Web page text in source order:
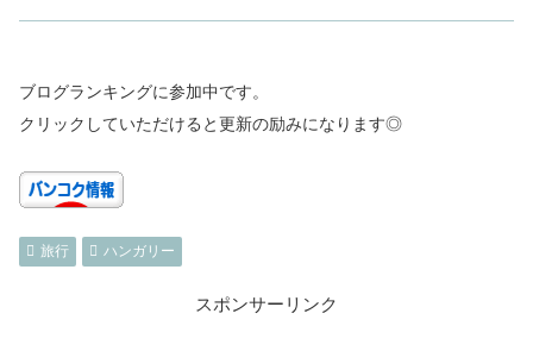
ブログランキングに参加中です。
クリックしていただけると更新の励みになります◎
旅行 ハンガリー
スポンサーリンク